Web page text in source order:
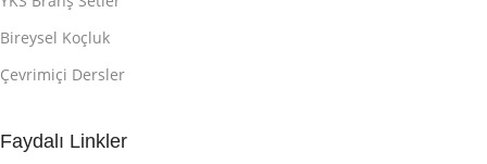
Bireysel Koçluk
Çevrimiçi Dersler
Faydalı Linkler